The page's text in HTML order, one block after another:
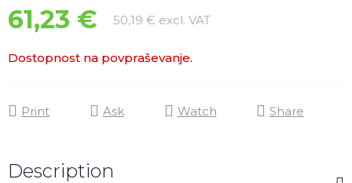
61,23 € 50,19 € excl. VATMeasure price:
Dostopnost na povpraševanje.
Print Ask Watch Share
Description